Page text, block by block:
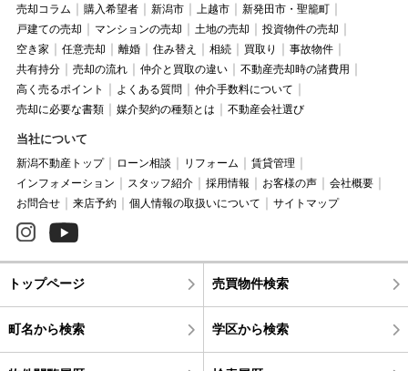
売却コラム
購入希望者 新潟市 上越市
新発田市・聖籠町
戸建ての売却
マンションの売却 土地の売却
投資物件の売却
空き家
任意売却 離婚 住み替え 相続 買取り
事故物件
共有持分
売却の流れ 仲介と買取の違い
不動産売却時の諸費用
高く売るポイント
よくある質問
仲介手数料について
売却に必要な書類
媒介契約の種類とは 不動産会社選び
当社について
新潟不動産トップ ローン相談 リフォーム
賃貸管理
インフォメーション
スタッフ紹介 採用情報 お客様の声
会社概要
お問合せ
来店予約 個人情報の取扱いについて サイトマップ
トップページ 売買物件検索
町名から検索 学区から検索